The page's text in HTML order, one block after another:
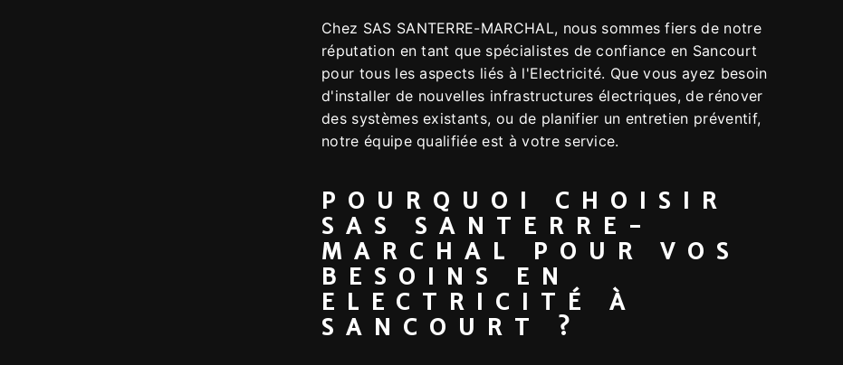
Chez SAS SANTERRE-MARCHAL, nous sommes fiers de notre
réputation en tant que spécialistes de confiance en Sancourt
pour tous les aspects liés à l'Electricité. Que vous ayez besoin
d'installer de nouvelles infrastructures électriques, de rénover
des systèmes existants, ou de planifier un entretien préventif,
notre équipe qualifiée est à votre service.
POURQUOI CHOISIR
SAS SANTERRE-
MARCHAL POUR VOS
BESOINS EN
ELECTRICITÉ À
SANCOURT ?